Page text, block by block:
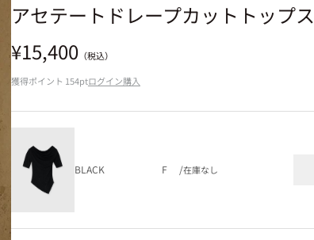
アセテートドレープカットトップス
セール価格
¥15,400（税込）
獲得ポイント 154ptログイン購入
BLACK F /在庫なし